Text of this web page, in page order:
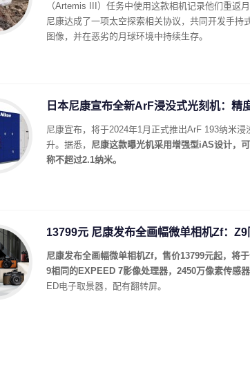
（Artemis III）任务中使用这款相机记录他们重返
尼康达成了一项太空探索相关协议，共同开发手持
图像，并在恶劣的月球环境中持续生存。
日本尼康宣布全新ArF浸没式光刻机：精
尼康宣布，将于2024年1月正式推出ArF 193纳米
升。据悉， 尼康这款曝光机采用增强型iAS设计，
称不超过2.1纳米。
13799元 尼康发布全画幅微单相机Zf：
尼康发布全画幅微单相机Zf，售价13799元起，将于
9相同的EXPEED 7影像处理器，2450万像素传感器
ED电子取景器，配有翻转屏。